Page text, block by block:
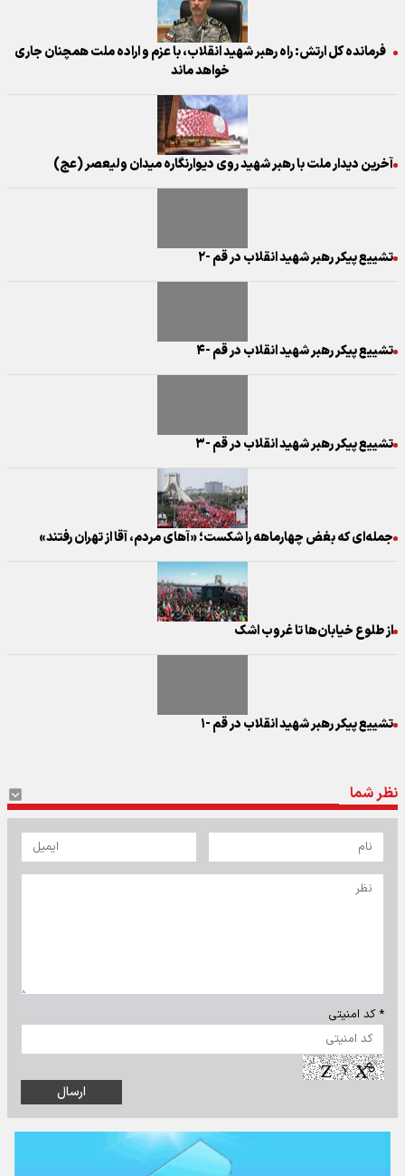
فرمانده کل ارتش: راه رهبر شهید انقلاب، با عزم و اراده ملت همچنان جاری
خواهد ماند
آخرین دیدار ملت با رهبر شهید روی دیوارنگاره میدان ولیعصر (عج)
تشییع پیکر رهبر شهید انقلاب در قم -۲
تشییع پیکر رهبر شهید انقلاب در قم -۴
تشییع پیکر رهبر شهید انقلاب در قم -۳
جمله‌ای که بغض چهارماهه را شکست؛ «آهای مردم، آقا از تهران رفتند»
از طلوع خیابان‌ها تا غروب اشک
تشییع پیکر رهبر شهید انقلاب در قم -۱
نظر شما
* کد امنیتی